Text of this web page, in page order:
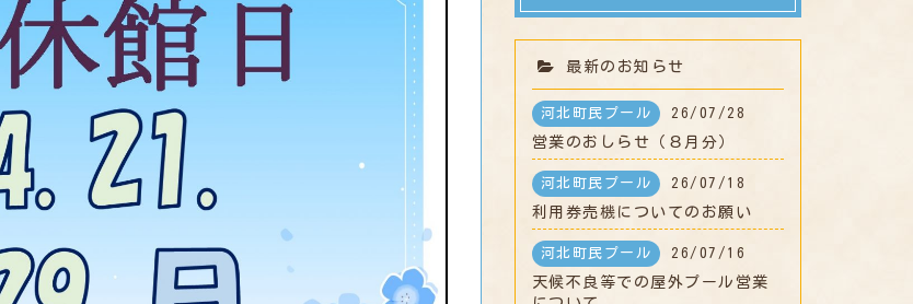
最新のお知らせ
河北町民プール 26/07/28
営業のおしらせ（８月分）
河北町民プール 26/07/18
利用券売機についてのお願い
河北町民プール 26/07/16
天候不良等での屋外プール営業